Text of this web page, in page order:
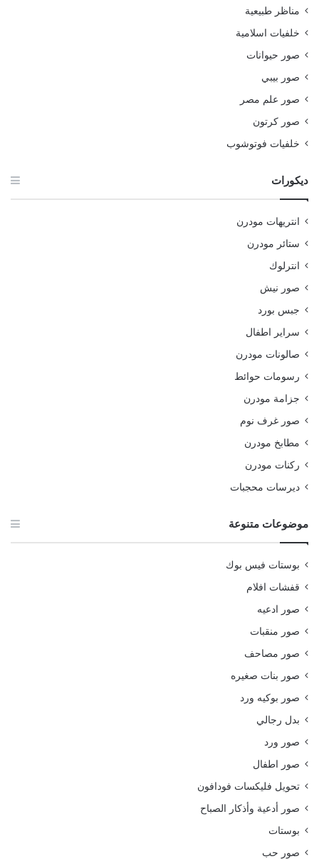
مناظر طبيعية
خلفيات اسلامية
صور حيوانات
صور بيبي
صور علم مصر
صور كرتون
خلفيات فوتوشوب
ديكورات
انتريهات مودرن
ستائر مودرن
انترلوك
صور نيش
جبس بورد
سراير اطفال
صالونات مودرن
رسومات حوائط
جزامة مودرن
صور غرف نوم
مطابخ مودرن
ركنات مودرن
ديرسات محجبات
موضوعات متنوعة
بوستات فيس بوك
قفشات افلام
صور ادعيه
صور منقبات
صور مصاحف
صور بنات صغيره
صور بوكيه ورد
بدل رجالي
صور ورد
صور اطفال
تحويل فليكسات فودافون
صور أدعية وأذكار الصباح
بوستات
صور حب